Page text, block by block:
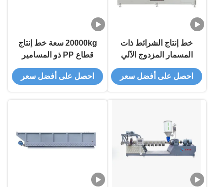
خط إنتاج الشرائط ذات
المسمار المزدوج الآلي
بالكامل مع طاقة 60
كيلوواط للكفاءة العالية
احصل على أفضل سعر
20000kg سعة خط إنتاج
قطاع PP ذو المسامير
المزدوجة تلقائي بالكامل
لضغط الشرائط ذات الأداء
احصل على أفضل سعر